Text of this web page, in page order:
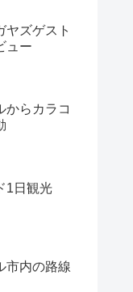
ヤズゲスト
ュー
からカラコ
1日観光
市内の路線